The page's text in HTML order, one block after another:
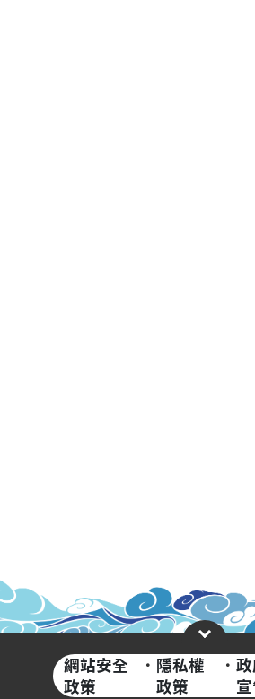
網站安全
政策
· 隱私權
政策
·